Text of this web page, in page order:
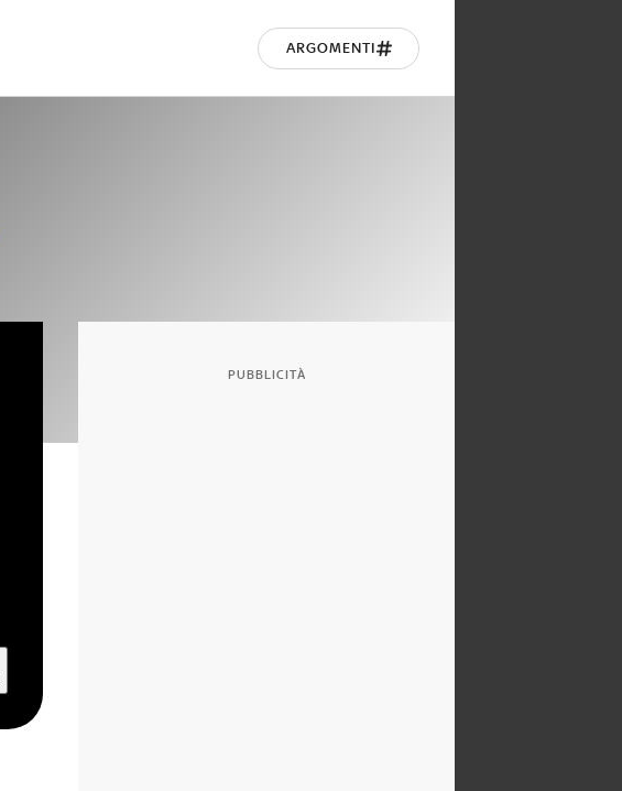
ARGOMENTI
PUBBLICITÀ